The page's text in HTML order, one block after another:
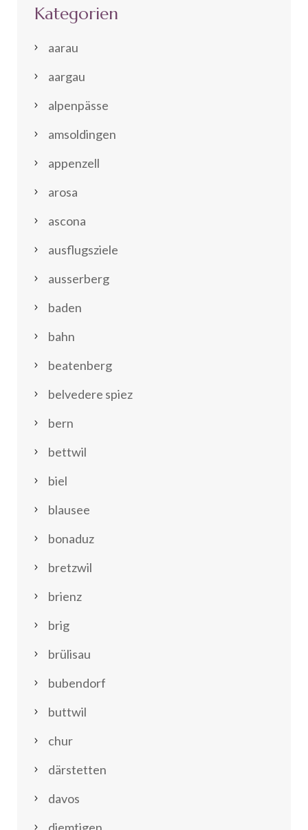
Kategorien
aarau
aargau
alpenpässe
amsoldingen
appenzell
arosa
ascona
ausflugsziele
ausserberg
baden
bahn
beatenberg
belvedere spiez
bern
bettwil
biel
blausee
bonaduz
bretzwil
brienz
brig
brülisau
bubendorf
buttwil
chur
därstetten
davos